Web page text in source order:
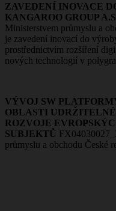
ZAVEDENÍ INOVACE
KANGAROO GROUP
Ministerstvem průmyslu a
je zavedení inovací do
prostřednictvím rozšíření
nových technologií v
VÝVOJ SW
OBLASTI
ROZVOJE
SUBJEKTŮ
průmyslu a obchodu České